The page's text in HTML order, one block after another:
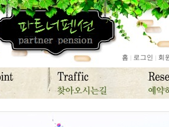
홈 로그인 회